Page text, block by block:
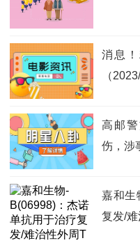
消息
（
高邮
伤，涉
嘉和生
复发/